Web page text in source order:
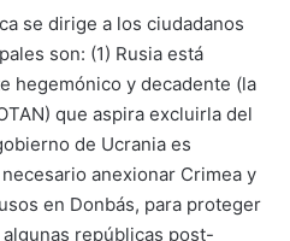
se dirige a los ciudadanos
son: (1) Rusia está
hegemónico y decadente (la
que aspira excluirla del
de Ucrania es
anexionar Crimea y
en Donbás, para proteger
repúblicas post-